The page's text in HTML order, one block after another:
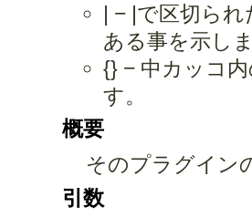
| − |で区切ら
ある事を示しま
{} − 中カッコ
す。
概要
そのプラグイン
引数